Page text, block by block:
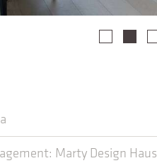
Marty Design Haus